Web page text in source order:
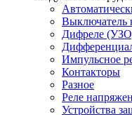
Выключатель
Дифреле
Импульсное
Контакторы
Разное
Реле
Устройства